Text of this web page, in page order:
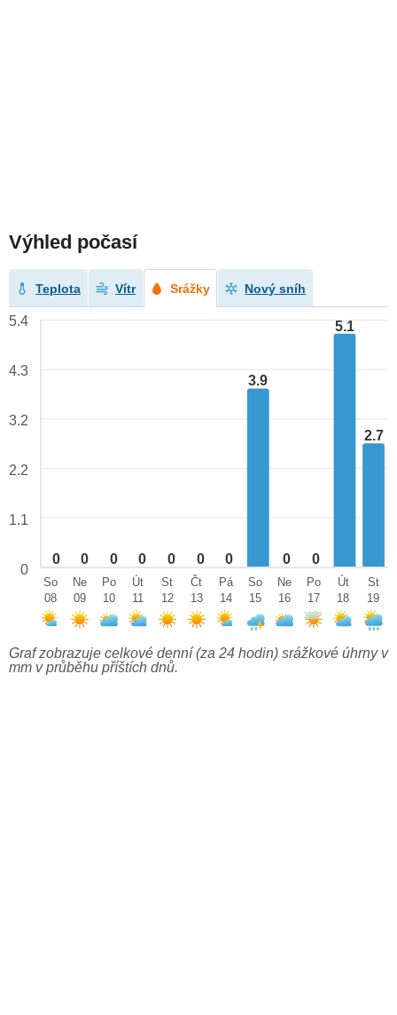
Výhled počasí
Teplota Vítr Srážky Nový sníh
0 0 0 0 0 0 0
3.9
0 0
5.1
2.7
5.4
4.3
3.2
2.2
1.1
0
So
08
Ne
09
Po
10
Út
11
St
12
Čt
13
Pá
14
So
15
Ne
16
Po
17
Út
18
St
19
Graf zobrazuje celkové denní (za 24 hodin) srážkové úhrny v
mm v průběhu příštích dnů.